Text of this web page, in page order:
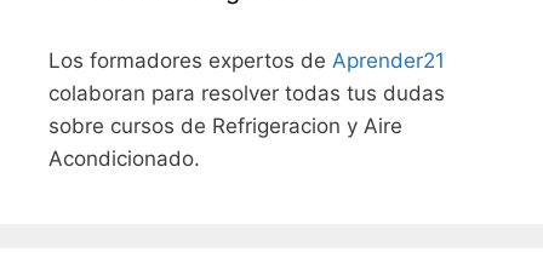
Los formadores expertos de Aprender21
colaboran para resolver todas tus dudas
sobre cursos de Refrigeracion y Aire
Acondicionado.